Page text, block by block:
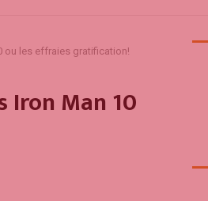
ou les effraies gratification!
Iron Man 10